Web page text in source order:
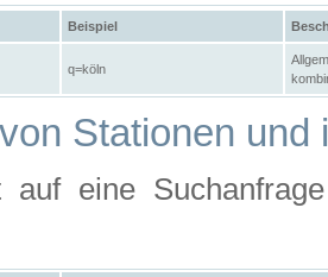
Beispiel
q=köln
Stationen und
auf eine